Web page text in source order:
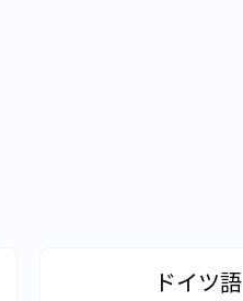
ドイツ語